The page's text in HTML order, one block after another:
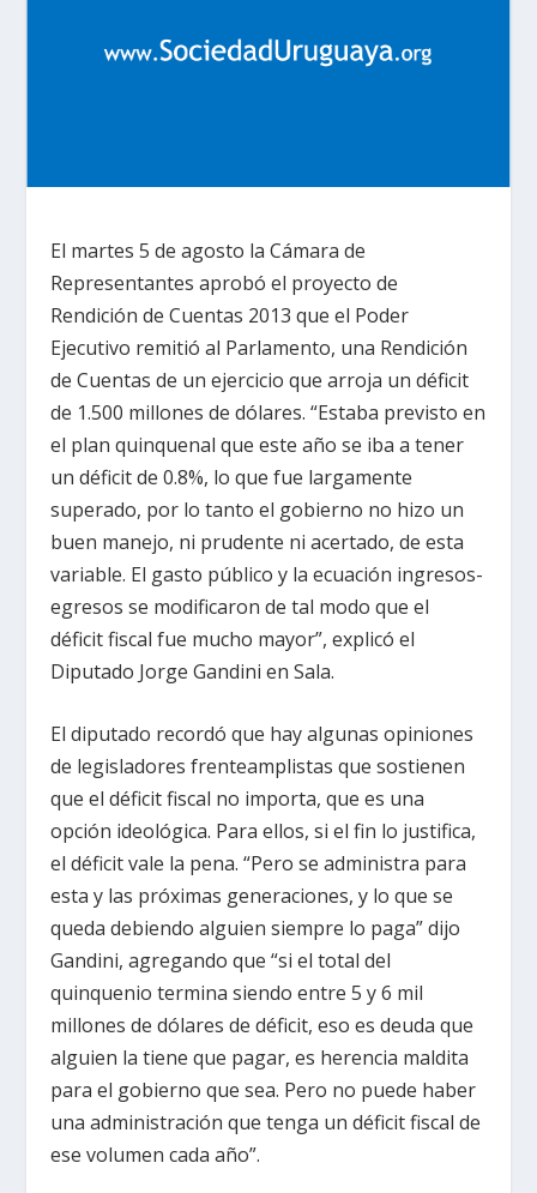
El martes 5 de agosto la Cámara de
Representantes aprobó el proyecto de
Rendición de Cuentas 2013 que el Poder
Ejecutivo remitió al Parlamento, una Rendición
de Cuentas de un ejercicio que arroja un déficit
de 1.500 millones de dólares. “Estaba previsto en
el plan quinquenal que este año se iba a tener
un déficit de 0.8%, lo que fue largamente
superado, por lo tanto el gobierno no hizo un
buen manejo, ni prudente ni acertado, de esta
variable. El gasto público y la ecuación ingresos-
egresos se modificaron de tal modo que el
déficit fiscal fue mucho mayor”, explicó el
Diputado Jorge Gandini en Sala.
El diputado recordó que hay algunas opiniones
de legisladores frenteamplistas que sostienen
que el déficit fiscal no importa, que es una
opción ideológica. Para ellos, si el fin lo justifica,
el déficit vale la pena. “Pero se administra para
esta y las próximas generaciones, y lo que se
queda debiendo alguien siempre lo paga” dijo
Gandini, agregando que “si el total del
quinquenio termina siendo entre 5 y 6 mil
millones de dólares de déficit, eso es deuda que
alguien la tiene que pagar, es herencia maldita
para el gobierno que sea. Pero no puede haber
una administración que tenga un déficit fiscal de
ese volumen cada año”.